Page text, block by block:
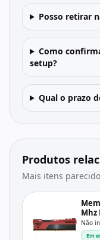
Posso retirar
Como
setup?
Qual o prazo
Produtos
Mais itens
Mhz
Não
Em